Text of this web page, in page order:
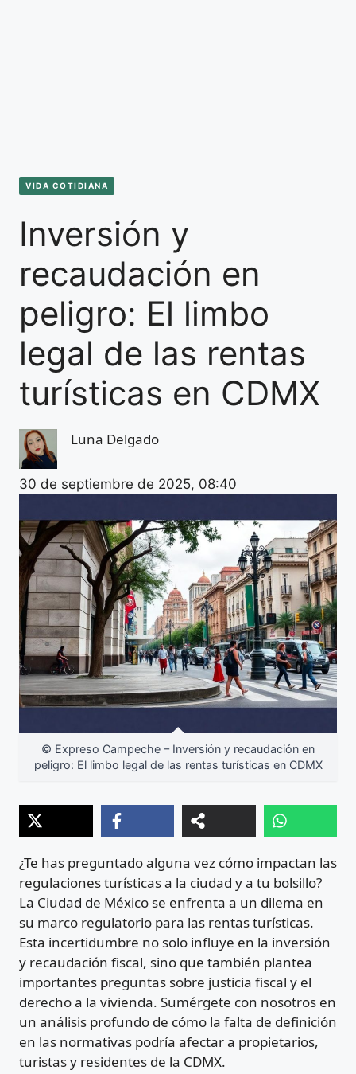
VIDA COTIDIANA
Inversión y
recaudación en
peligro: El limbo
legal de las rentas
turísticas en CDMX
Luna Delgado
30 de septiembre de 2025, 08:40
© Expreso Campeche – Inversión y recaudación en
peligro: El limbo legal de las rentas turísticas en CDMX
¿Te has preguntado alguna vez cómo impactan las
regulaciones turísticas a la ciudad y a tu bolsillo?
La Ciudad de México se enfrenta a un dilema en
su marco regulatorio para las rentas turísticas.
Esta incertidumbre no solo influye en la inversión
y recaudación fiscal, sino que también plantea
importantes preguntas sobre justicia fiscal y el
derecho a la vivienda. Sumérgete con nosotros en
un análisis profundo de cómo la falta de definición
en las normativas podría afectar a propietarios,
turistas y residentes de la CDMX.